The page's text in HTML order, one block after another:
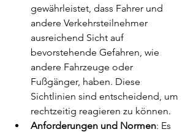
gewährleistet, dass Fahrer und
andere Verkehrsteilnehmer
ausreichend Sicht auf
bevorstehende Gefahren, wie
andere Fahrzeuge oder
Fußgänger, haben. Diese
Sichtlinien sind entscheidend, um
rechtzeitig reagieren zu können.
Anforderungen und Normen: Es